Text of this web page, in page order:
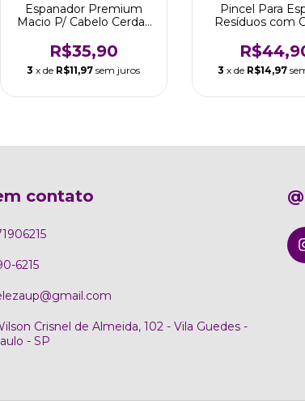
Espanador Premium
Macio P/ Cabelo Cerdas
R$35,90
3 x de R$11,97 sem juros
Pincel Para
Resíduos com
3 x de R$14,97
contato
6215
Crisnel de Almeida, 102 - Vila Guedes -
- SP